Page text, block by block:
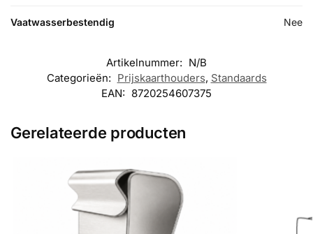
Vaatwasserbestendig Nee
Artikelnummer: N/B
Categorieën: Prijskaarthouders, Standaards
EAN: 8720254607375
Gerelateerde producten